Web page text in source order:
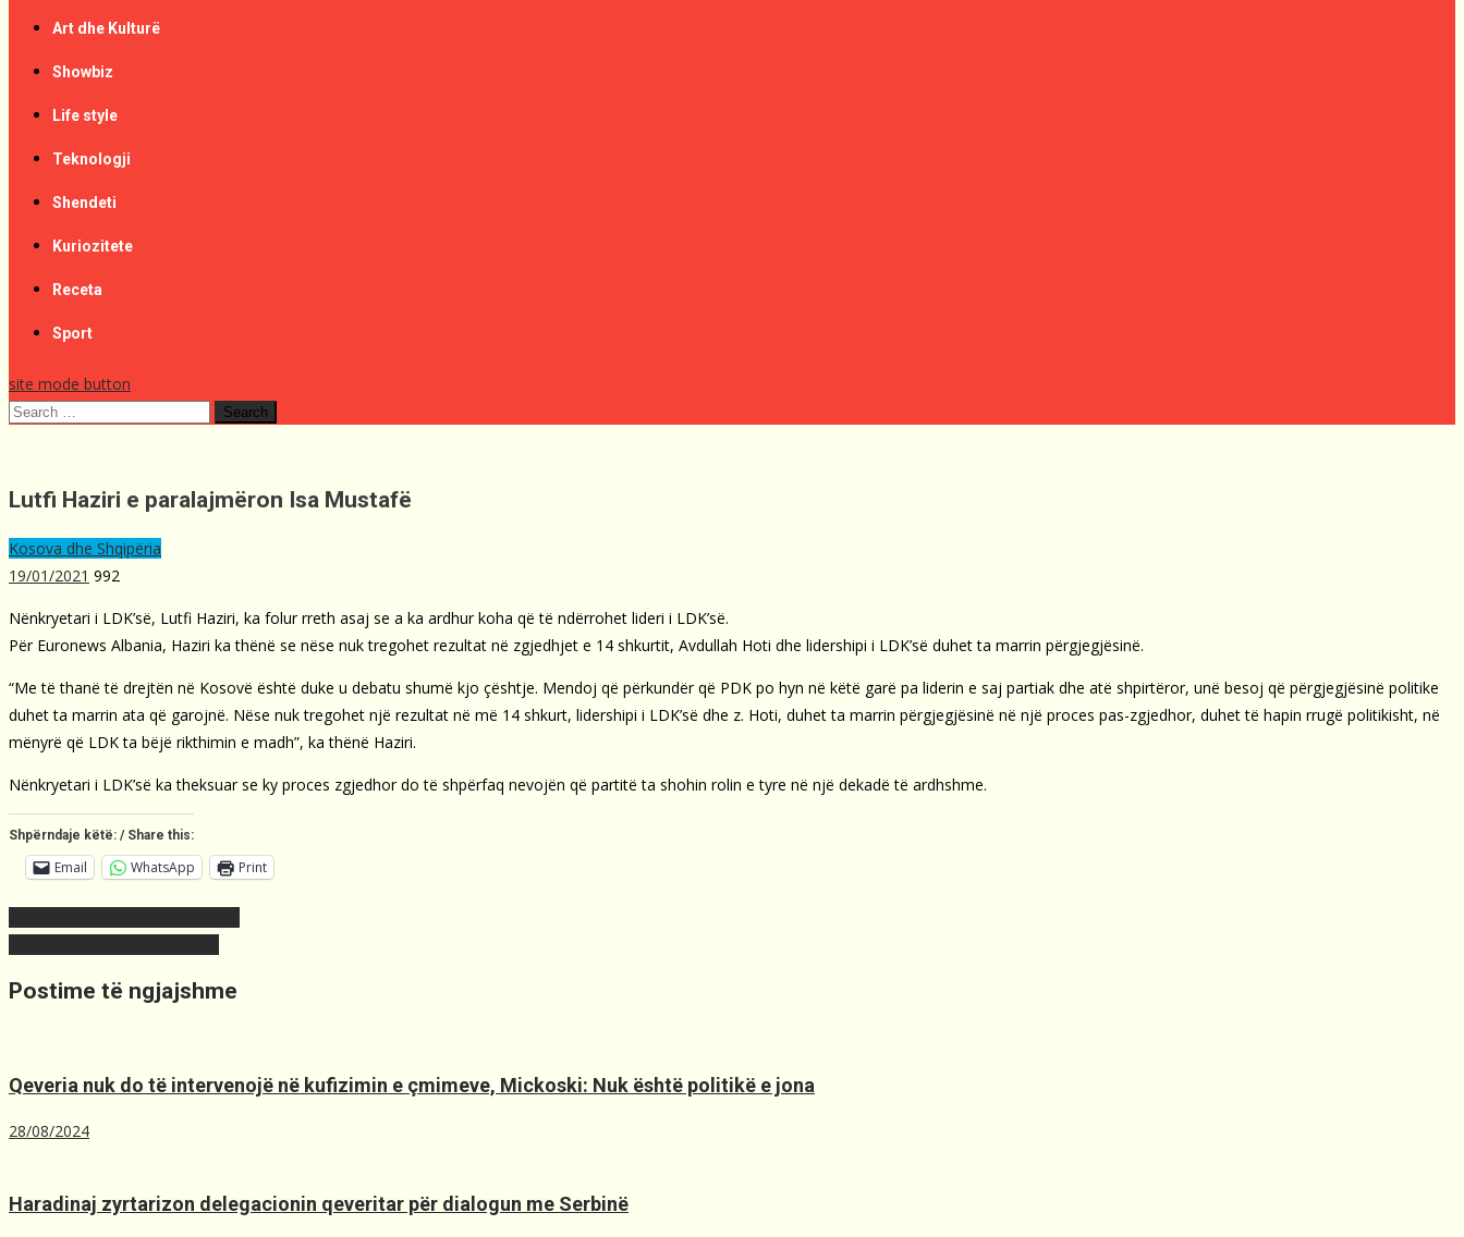
Art dhe Kulturë
Showbiz
Life style
Teknologji
Shendeti
Kuriozitete
Receta
Sport
site mode button
Search
Lutfi Haziri e paralajmëron Isa Mustafë
Kosova dhe Shqipëria
19/01/2021 992
Nënkryetari i LDK’së, Lutfi Haziri, ka folur rreth asaj se a ka ardhur koha që të ndërrohet lideri i LDK’së.
Për Euronews Albania, Haziri ka thënë se nëse nuk tregohet rezultat në zgjedhjet e 14 shkurtit, Avdullah Hoti dhe lidershipi i LDK’së duhet ta marrin përgjegjësinë.
“Me të thanë të drejtën në Kosovë është duke u debatu shumë kjo çështje. Mendoj që përkundër që PDK po hyn në këtë garë pa liderin e saj partiak dhe atë shpirtëror, unë besoj që përgjegjësinë politike
duhet ta marrin ata që garojnë. Nëse nuk tregohet një rezultat në më 14 shkurt, lidershipi i LDK’së dhe z. Hoti, duhet ta marrin përgjegjësinë në një proces pas-zgjedhor, duhet të hapin rrugë politikisht, në
mënyrë që LDK ta bëjë rikthimin e madh”, ka thënë Haziri.
Nënkryetari i LDK’së ka theksuar se ky proces zgjedhor do të shpërfaq nevojën që partitë ta shohin rolin e tyre në një dekadë të ardhshme.
Shpërndaje këtë: / Share this:
Email WhatsApp Print
Postime të ngjajshme
Qeveria nuk do të intervenojë në kufizimin e çmimeve, Mickoski: Nuk është politikë e jona
28/08/2024
Haradinaj zyrtarizon delegacionin qeveritar për dialogun me Serbinë